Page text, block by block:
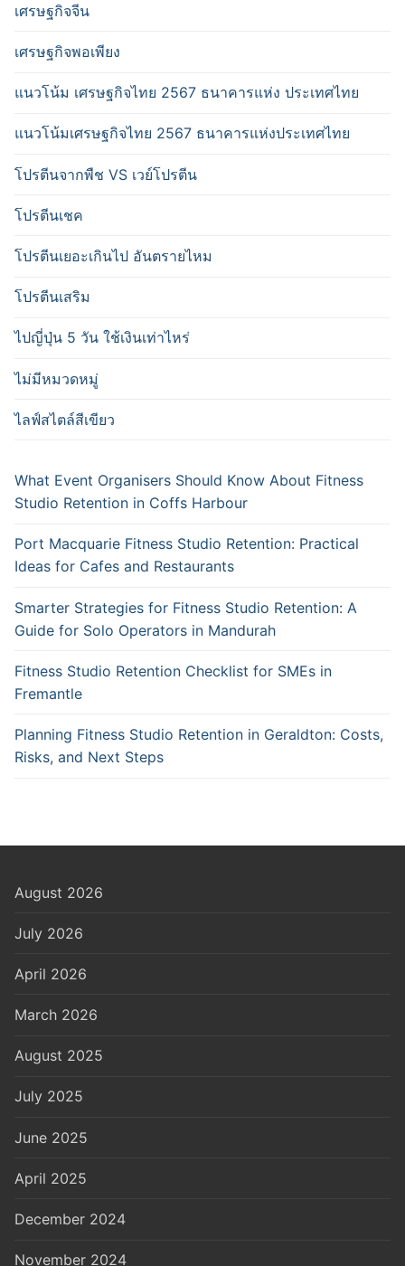
เศรษฐกิจจีน
เศรษฐกิจพอเพียง
แนวโน้ม เศรษฐกิจไทย 2567 ธนาคารแห่ง ประเทศไทย
แนวโน้มเศรษฐกิจไทย 2567 ธนาคารแห่งประเทศไทย
โปรตีนจากพืช VS เวย์โปรตีน
โปรตีนเชค
โปรตีนเยอะเกินไป อันตรายไหม
โปรตีนเสริม
ไปญี่ปุ่น 5 วัน ใช้เงินเท่าไหร่
ไม่มีหมวดหมู่
ไลฟ์สไตล์สีเขียว
What Event Organisers Should Know About Fitness
Studio Retention in Coffs Harbour
Port Macquarie Fitness Studio Retention: Practical
Ideas for Cafes and Restaurants
Smarter Strategies for Fitness Studio Retention: A
Guide for Solo Operators in Mandurah
Fitness Studio Retention Checklist for SMEs in
Fremantle
Planning Fitness Studio Retention in Geraldton: Costs,
Risks, and Next Steps
August 2026
July 2026
April 2026
March 2026
August 2025
July 2025
June 2025
April 2025
December 2024
November 2024